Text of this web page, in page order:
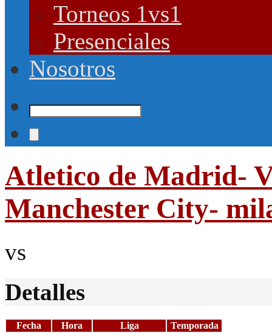
Torneos 1vs1
Presenciales
Nosotros
Atletico de Madrid-
Manchester City-
vs
Detalles
Fecha Hora Liga
Temporada